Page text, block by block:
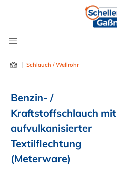
| Schlauch / Wellrohr
Benzin- /
Kraftstoffschlauch mit
aufvulkanisierter
Textilflechtung
(Meterware)